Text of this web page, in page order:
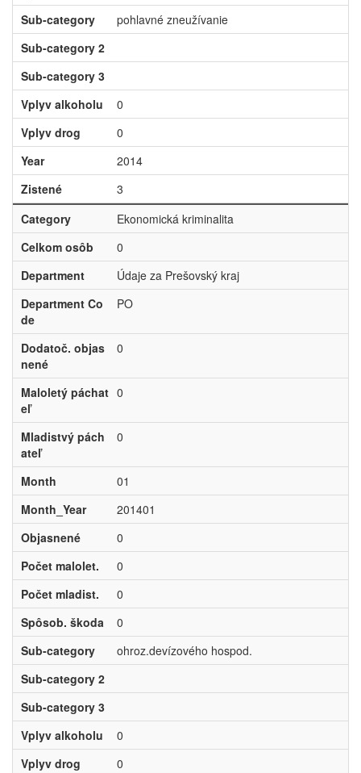
Sub-category
pohlavné zneužívanie
Sub-category 2
Sub-category 3
Vplyv alkoholu
0
Vplyv drog
0
Year
2014
Zistené
3
Category
Ekonomická kriminalita
Celkom osôb
0
Department
Údaje za Prešovský kraj
Department Co
de
PO
Dodatoč. objas
nené
0
Maloletý páchat
eľ
0
Mladistvý pách
ateľ
0
Month
01
Month_Year
201401
Objasnené
0
Počet malolet.
0
Počet mladist.
0
Spôsob. škoda
0
Sub-category
ohroz.devízového hospod.
Sub-category 2
Sub-category 3
Vplyv alkoholu
0
Vplyv drog
0